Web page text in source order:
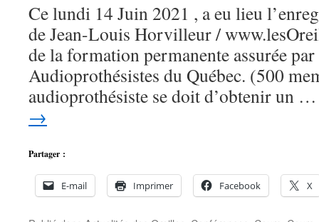
Ce lundi 14 Juin 2021 , a eu lieu
de Jean-Louis Horvilleur /
de la formation permanente assurée
Audioprothésistes du Québec. (500
audioprothésiste se doit d’obtenir un
→
Partager :
E-mail Imprimer Facebook X